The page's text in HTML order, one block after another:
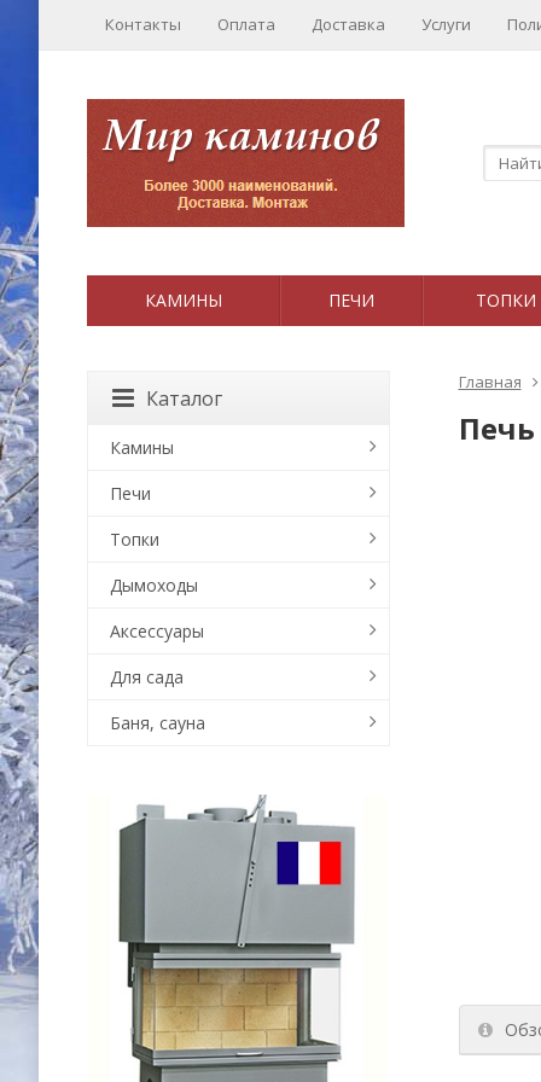
Контакты Оплата Доставка Услуги
КАМИНЫ ПЕЧИ ТОПКИ
Главная
Каталог
Камины
Печи
Топки
Дымоходы
Аксессуары
Для сада
Баня, сауна